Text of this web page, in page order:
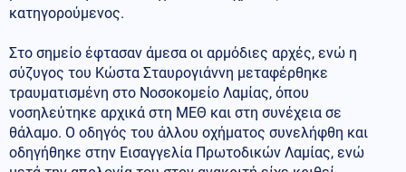
κατηγορούμενος.
Στο σημείο έφτασαν άμεσα οι αρμόδιες αρχές, ενώ η
σύζυγος του Κώστα Σταυρογιάννη μεταφέρθηκε
τραυματισμένη στο Νοσοκομείο Λαμίας, όπου
νοσηλεύτηκε αρχικά στη ΜΕΘ και στη συνέχεια σε
θάλαμο. Ο οδηγός του άλλου οχήματος συνελήφθη και
οδηγήθηκε στην Εισαγγελία Πρωτοδικών Λαμίας, ενώ